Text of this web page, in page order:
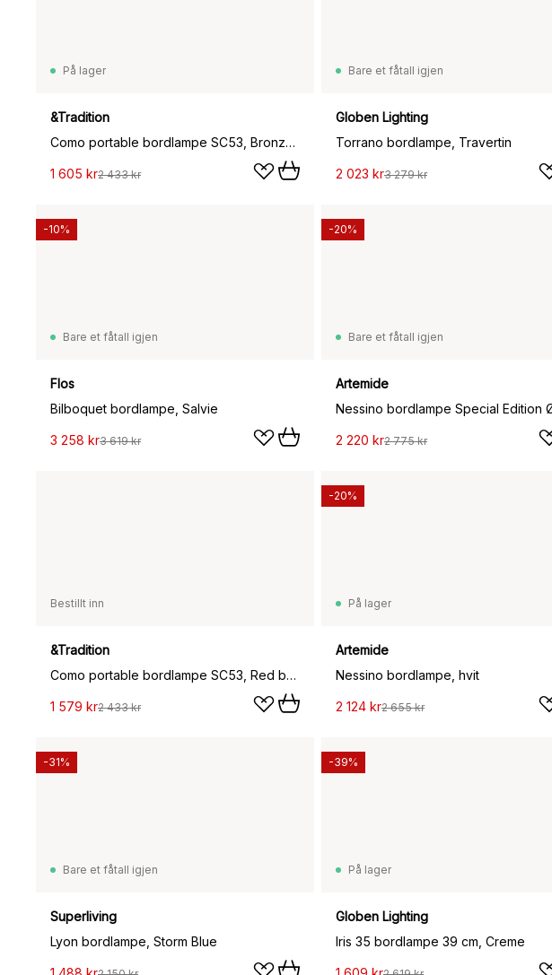
På lager
&Tradition
Como portable bordlampe SC53, Bronzed brass
1 605 kr2 433 kr
Bare et fåtall igjen
Globen Lighting
Torrano bordlampe, Travertin
2 023 kr3 279 kr
Bare et fåtall igjen
Flos
Bilboquet bordlampe, Salvie
3 258 kr3 619 kr
-10%
Bare et fåtall igjen
Artemide
2 220 kr2 775 kr
-20%
Bestillt inn
&Tradition
Como portable bordlampe SC53, Red brown
1 579 kr2 433 kr
På lager
Artemide
Nessino bordlampe, hvit
2 124 kr2 655 kr
-20%
Bare et fåtall igjen
Superliving
Lyon bordlampe, Storm Blue
-31%
På lager
Globen Lighting
Iris 35 bordlampe 39 cm, Creme
-39%